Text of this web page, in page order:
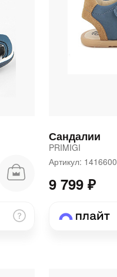
Сандалии
PRIMIGI
Артикул: 1416600
9 799 ₽